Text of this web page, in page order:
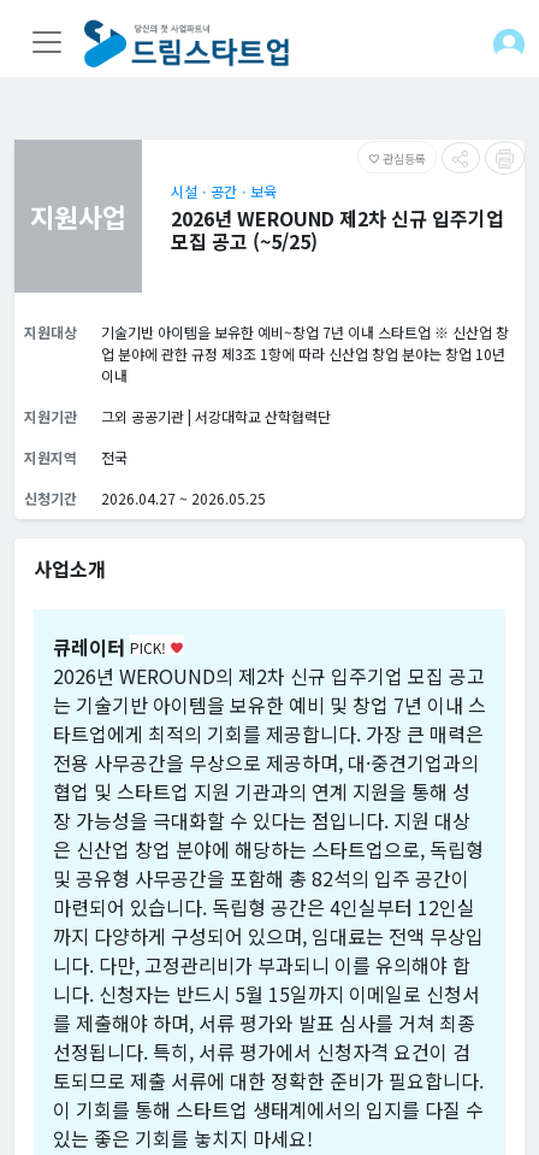
favorite_border 관심등록
지원사업
시설ㆍ공간ㆍ보육
2026년 WEROUND 제2차 신규 입주기업
모집 공고 (~5/25)
지원대상
기술기반 아이템을 보유한 예비~창업 7년 이내 스타트업 ※ 신산업 창
업 분야에 관한 규정 제3조 1항에 따라 신산업 창업 분야는 창업 10년
이내
지원기관
그외 공공기관 | 서강대학교 산학협력단
지원지역
전국
신청기간
2026.04.27 ~ 2026.05.25
사업소개
큐레이터 PICK! favorite
2026년 WEROUND의 제2차 신규 입주기업 모집 공고
는 기술기반 아이템을 보유한 예비 및 창업 7년 이내 스
타트업에게 최적의 기회를 제공합니다. 가장 큰 매력은
전용 사무공간을 무상으로 제공하며, 대·중견기업과의
협업 및 스타트업 지원 기관과의 연계 지원을 통해 성
장 가능성을 극대화할 수 있다는 점입니다. 지원 대상
은 신산업 창업 분야에 해당하는 스타트업으로, 독립형
및 공유형 사무공간을 포함해 총 82석의 입주 공간이
마련되어 있습니다. 독립형 공간은 4인실부터 12인실
까지 다양하게 구성되어 있으며, 임대료는 전액 무상입
니다. 다만, 고정관리비가 부과되니 이를 유의해야 합
니다. 신청자는 반드시 5월 15일까지 이메일로 신청서
를 제출해야 하며, 서류 평가와 발표 심사를 거쳐 최종
선정됩니다. 특히, 서류 평가에서 신청자격 요건이 검
토되므로 제출 서류에 대한 정확한 준비가 필요합니다.
이 기회를 통해 스타트업 생태계에서의 입지를 다질 수
있는 좋은 기회를 놓치지 마세요!